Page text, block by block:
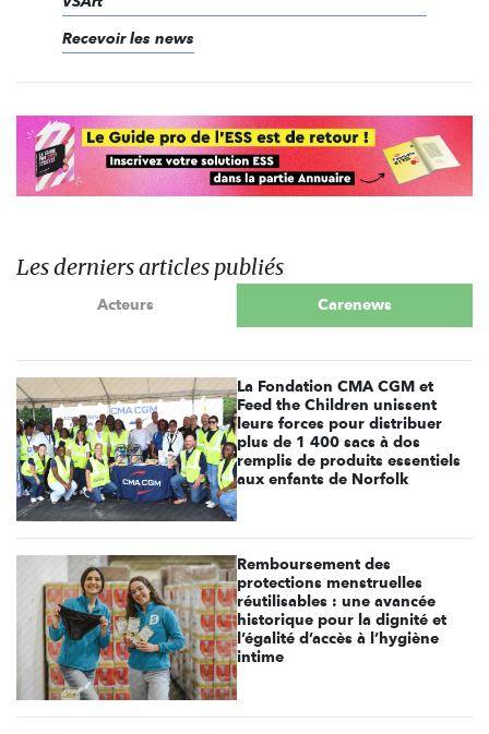
Recevoir les news
Les derniers articles publiés
Acteurs Carenews
La Fondation CMA CGM et
Feed the Children unissent
leurs forces pour distribuer
plus de 1 400 sacs à dos
remplis de produits essentiels
aux enfants de Norfolk
Remboursement des
protections menstruelles
réutilisables : une avancée
historique pour la dignité et
l’égalité d’accès à l’hygiène
intime